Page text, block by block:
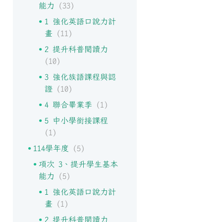
能力
(33)
1 強化英語口說力計
畫 (11)
2 提升科普閱讀力
(10)
3 強化族語課程與認
證(10)
4 聯合畢業季 (1)
5 中小學銜接課程
(1)
114學年度 (5)
項次 3、提升學生基本
能力
(5)
1 強化英語口說力計
畫 (1)
2 提升科普閱讀力